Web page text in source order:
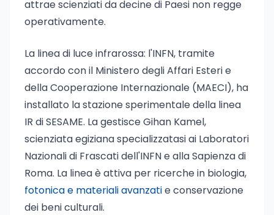
attrae scienziati da decine di Paesi non regge
operativamente.
La linea di luce infrarossa: l'INFN, tramite
accordo con il Ministero degli Affari Esteri e
della Cooperazione Internazionale (MAECI), ha
installato la stazione sperimentale della linea
IR di SESAME. La gestisce Gihan Kamel,
scienziata egiziana specializzatasi ai Laboratori
Nazionali di Frascati dell'INFN e alla Sapienza di
Roma. La linea è attiva per ricerche in biologia,
fotonica e materiali avanzatie conservazione
dei beni culturali.